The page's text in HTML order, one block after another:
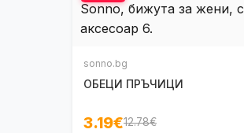
sonno.bg
ОБЕЦИ ПРЪЧИЦИ
3.19€12.78€